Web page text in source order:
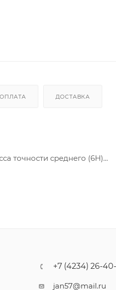
ОПЛАТА ДОСТАВКА
точности среднего (6Н)
+7 (4234) 26-
jan57@mail.ru